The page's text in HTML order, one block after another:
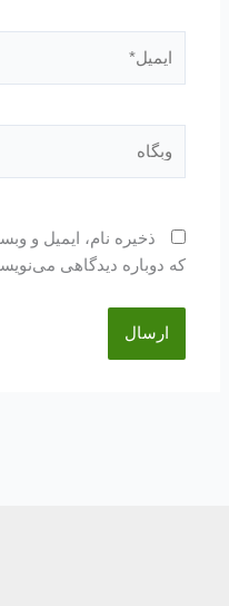
ذخیره نام، ایمیل و
که دوباره دیدگاهی